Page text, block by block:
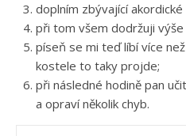
doplním zbývající
při tom všem dodržuji výše
píseň se mi teď líbí více
kostele to taky projde;
při následné hodině pan
a opraví několik chyb.